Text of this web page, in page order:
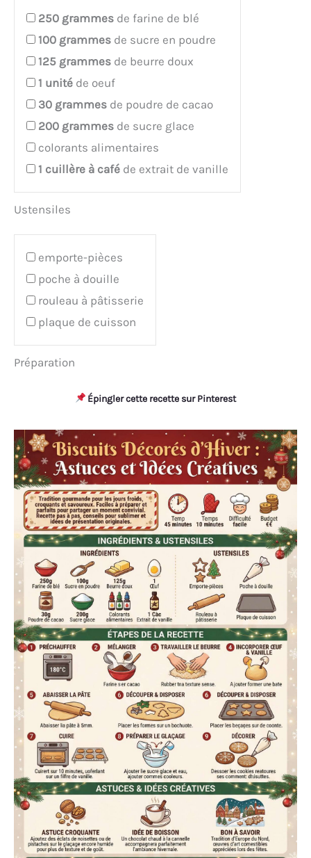
250 grammes de farine de blé
100 grammes de sucre en poudre
125 grammes de beurre doux
1 unité de oeuf
30 grammes de poudre de cacao
200 grammes de sucre glace
colorants alimentaires
1 cuillère à café de extrait de vanille
Ustensiles
emporte-pièces
poche à douille
rouleau à pâtisserie
plaque de cuisson
Préparation
Épingler cette recette sur Pinterest